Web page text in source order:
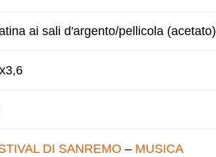
ai sali d'argento/pellicola (acetato)
DI SANREMO – MUSICA